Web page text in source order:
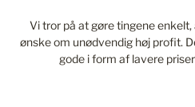
Vi tror på at gøre tingene
ønske om unødvendig høj profit.
gode i form af lavere